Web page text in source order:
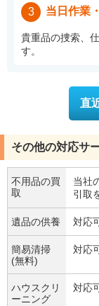
3 当日作業
貴重品の捜索、
す。
直
その他の対応サ
不用品の買
取
当社
引取
遺品の供養 対応
簡易清掃
(無料)
対応
ハウスクリ
ーニング
対応